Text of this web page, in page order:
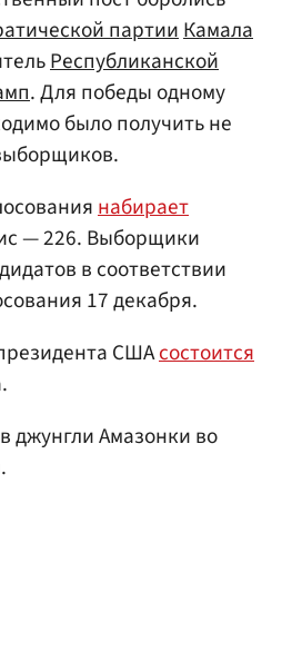
партииКамала
Республиканской
. Для победы одному
было получить не
набирает
— 226. Выборщики
в соответствии
17 декабря.
СШАсостоится
в джунгли Амазонки во